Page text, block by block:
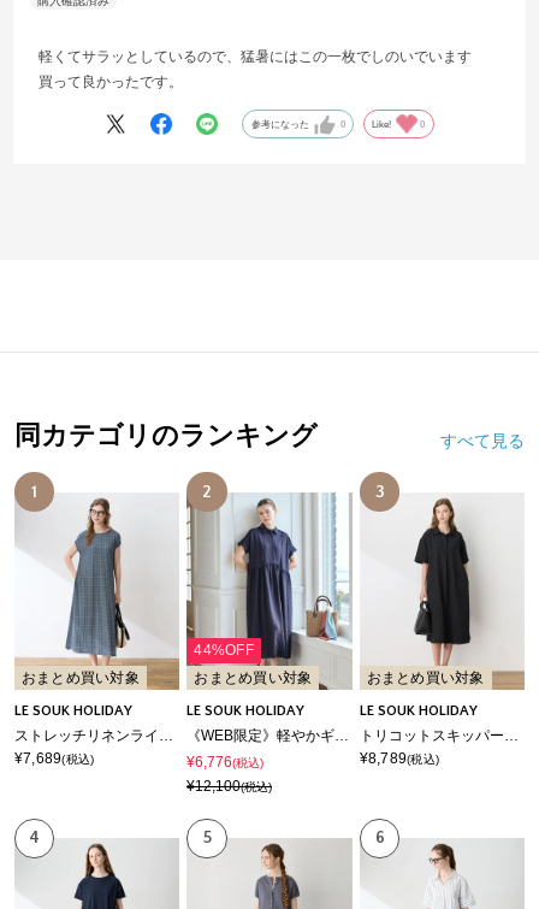
軽くてサラッとしているので、猛暑にはこの一枚でしのいでいます
買って良かったです。
参考になった 0 Like! 0
同カテゴリのランキング すべて見る
1
おまとめ買い対象
LE SOUK HOLIDAY
¥7,689(税込)
2
44%OFF
おまとめ買い対象
LE SOUK HOLIDAY
¥6,776(税込)
¥12,100(税込)
3
おまとめ買い対象
LE SOUK HOLIDAY
¥8,789(税込)
4 5 6